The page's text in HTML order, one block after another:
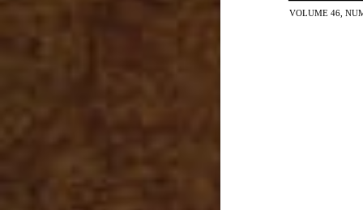
VOLUME 46,